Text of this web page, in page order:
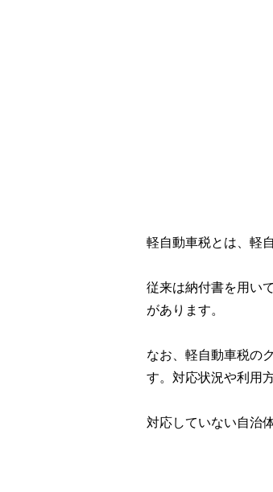
軽自動車税とは、軽
従来は納付書を用い
があります。
なお、軽自動車税の
す。対応状況や利用
対応していない自治